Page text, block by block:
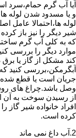
آیا آب گرم حمام،سرد
و یا مسدود شدن لوله
لوله ها،احتمالا عامل
شیر دیگر را نیز باز
که به کلی آب گرم
موارد دیگر را بررسی
کند مشکل از گاز یا
آبگرمکن،بررسی کنید
جریان است یا قطع
وصل باشد.چراغ های
از رسیدن سوخت به آن
افراد خانواده شیر
کرده است.
2.آب داغ نمی ماند